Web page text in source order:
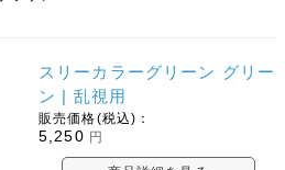
スリーカラーグリーン グリー
ン | 乱視用
販売価格(税込)：
5,250 円